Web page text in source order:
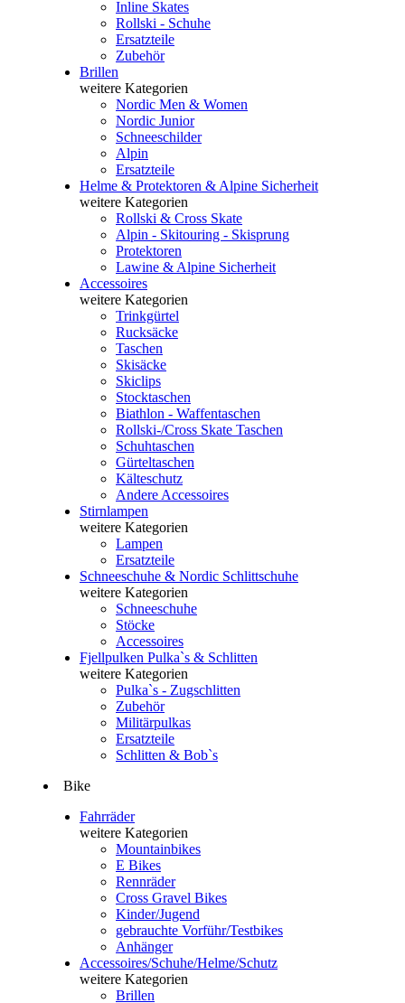
Inline Skates
Rollski - Schuhe
Ersatzteile
Zubehör
Brillen
weitere Kategorien
Nordic Men & Women
Nordic Junior
Schneeschilder
Alpin
Ersatzteile
Helme & Protektoren & Alpine Sicherheit
weitere Kategorien
Rollski & Cross Skate
Alpin - Skitouring - Skisprung
Protektoren
Lawine & Alpine Sicherheit
Accessoires
weitere Kategorien
Trinkgürtel
Rucksäcke
Taschen
Skisäcke
Skiclips
Stocktaschen
Biathlon - Waffentaschen
Rollski-/Cross Skate Taschen
Schuhtaschen
Gürteltaschen
Kälteschutz
Andere Accessoires
Stirnlampen
weitere Kategorien
Lampen
Ersatzteile
Schneeschuhe & Nordic Schlittschuhe
weitere Kategorien
Schneeschuhe
Stöcke
Accessoires
Fjellpulken Pulka`s & Schlitten
weitere Kategorien
Pulka`s - Zugschlitten
Zubehör
Militärpulkas
Ersatzteile
Schlitten & Bob`s
Bike
Fahrräder
weitere Kategorien
Mountainbikes
E Bikes
Rennräder
Cross Gravel Bikes
Kinder/Jugend
gebrauchte Vorführ/Testbikes
Anhänger
Accessoires/Schuhe/Helme/Schutz
weitere Kategorien
Brillen